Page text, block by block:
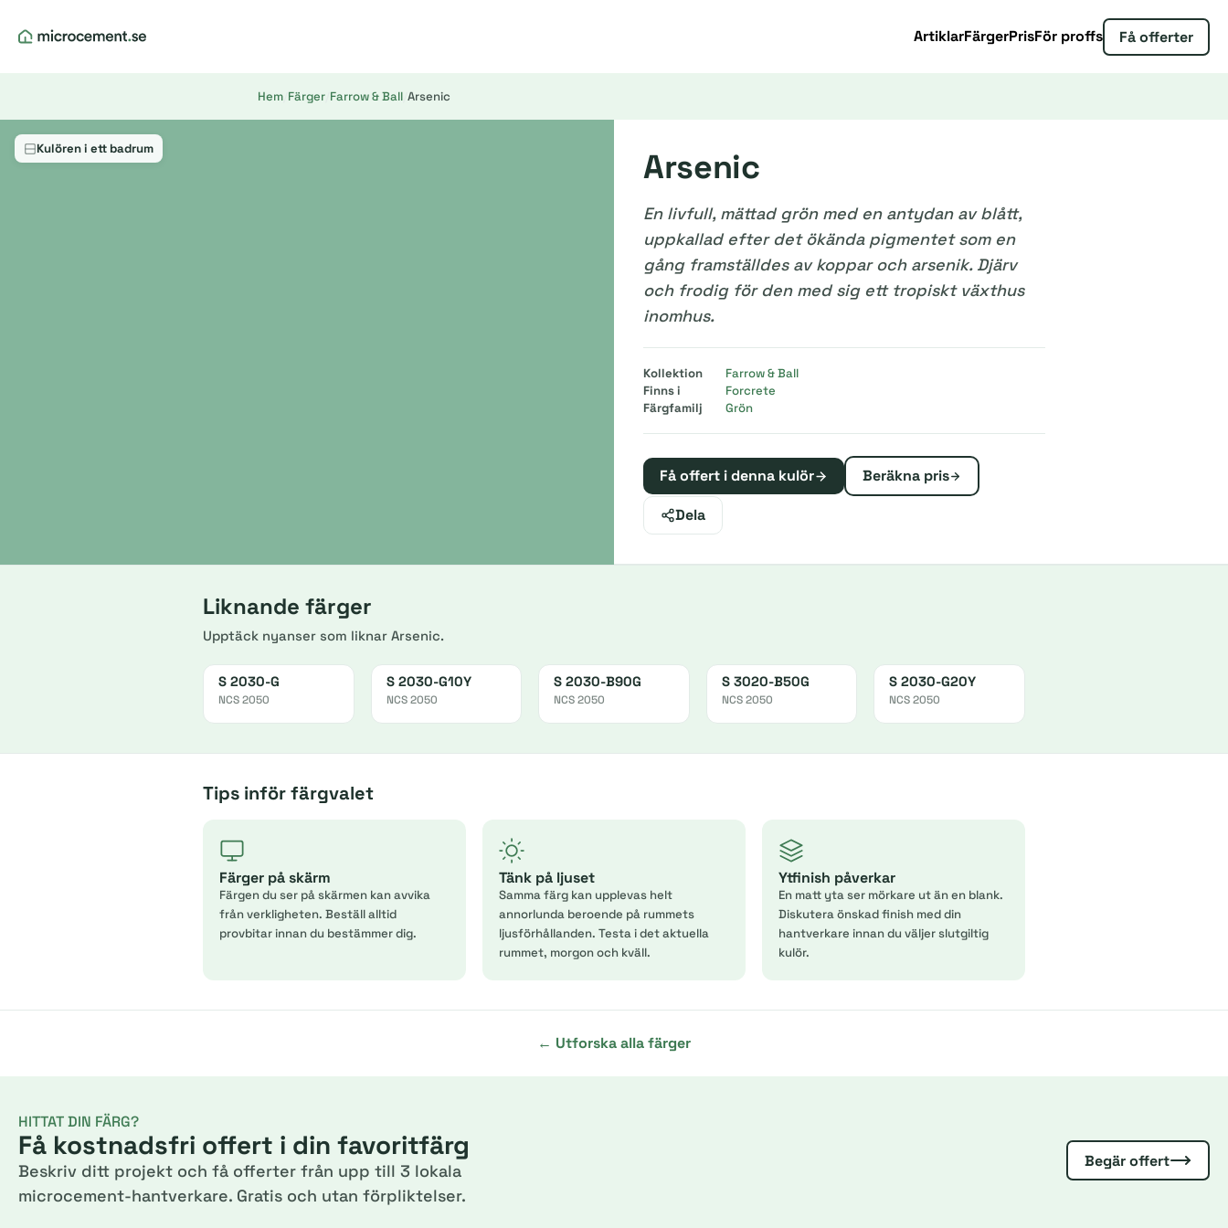
ArtiklarFärgerPrisFör proffs Få offerter
Hem Färger Farrow & Ball Arsenic
Kulören i ett badrum Arsenic
En livfull, mättad grön med en antydan av blått,
uppkallad efter det ökända pigmentet som en
gång framställdes av koppar och arsenik. Djärv
och frodig för den med sig ett tropiskt växthus
inomhus.
Kollektion
Farrow & Ball
Finns i
Forcrete
Färgfamilj
Grön
Få offert i denna kulör Beräkna pris
Dela
Liknande färger
Upptäck nyanser som liknar Arsenic.
S 2030-G
NCS 2050
S 2030-G10Y
NCS 2050
S 2030-B90G
NCS 2050
S 3020-B50G
NCS 2050
S 2030-G20Y
NCS 2050
Tips inför färgvalet
Färger på skärm
Färgen du ser på skärmen kan avvika
från verkligheten. Beställ alltid
provbitar innan du bestämmer dig.
Tänk på ljuset
Samma färg kan upplevas helt
annorlunda beroende på rummets
ljusförhållanden. Testa i det aktuella
rummet, morgon och kväll.
Ytfinish påverkar
En matt yta ser mörkare ut än en blank.
Diskutera önskad finish med din
hantverkare innan du väljer slutgiltig
kulör.
← Utforska alla färger
HITTAT DIN FÄRG?
Få kostnadsfri offert i din favoritfärg
Beskriv ditt projekt och få offerter från upp till 3 lokala
microcement-hantverkare. Gratis och utan förpliktelser.
Begär offert